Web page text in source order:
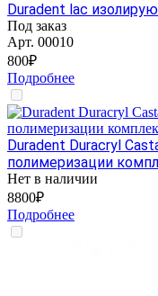
Duradent lac
Под заказ
Арт. 00010
800₽
Подробнее
Duradent Duracryl
полимеризации
Нет в наличии
8800₽
Подробнее